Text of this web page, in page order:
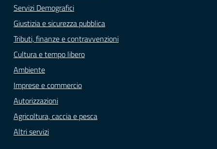
Servizi Demografici
Giustizia e sicurezza pubblica
Tributi, finanze e contravvenzioni
Cultura e tempo libero
Ambiente
Imprese e commercio
Autorizzazioni
Agricoltura, caccia e pesca
Altri servizi